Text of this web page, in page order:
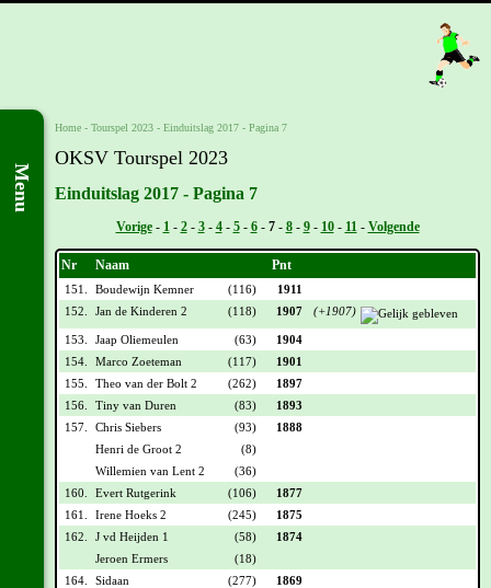
Menu
Home - Tourspel 2023 - Einduitslag 2017 - Pagina 7
OKSV Tourspel 2023
Einduitslag 2017 - Pagina 7
Vorige- 1 - 2- 3- 4- 5- 6- 7- 8- 9- 10- 11 - Volgende
Nr Naam Pnt
151. Boudewijn Kemner (116)
1911
152.
Jan de Kinderen 2 (118) 1907 (+1907)
153. Jaap Oliemeulen (63)
1904
154.
Marco Zoeteman (117)
1901
155.
Theo van der Bolt 2 (262)
1897
156.
Tiny van Duren (83)
1893
157.
Chris Siebers (93)
1888
Henri de Groot 2
(8)
Willemien van Lent 2
(36)
160.
Evert Rutgerink (106)
1877
161.
Irene Hoeks 2 (245)
1875
162.
J vd Heijden 1 (58)
1874
Jeroen Ermers
(18)
164.
Sidaan (277)
1869